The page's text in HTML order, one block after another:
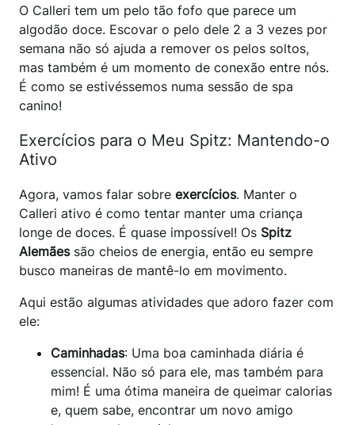
O Calleri tem um pelo tão fofo que parece um
algodão doce. Escovar o pelo dele 2 a 3 vezes por
semana não só ajuda a remover os pelos soltos,
mas também é um momento de conexão entre nós.
É como se estivéssemos numa sessão de spa
canino!
Exercícios para o Meu Spitz: Mantendo-o
Ativo
Agora, vamos falar sobre exercícios. Manter o
Calleri ativo é como tentar manter uma criança
longe de doces. É quase impossível! Os Spitz
Alemãessão cheios de energia, então eu sempre
busco maneiras de mantê-lo em movimento.
Aqui estão algumas atividades que adoro fazer com
ele:
Caminhadas: Uma boa caminhada diária é
essencial. Não só para ele, mas também para
mim! É uma ótima maneira de queimar calorias
e, quem sabe, encontrar um novo amigo